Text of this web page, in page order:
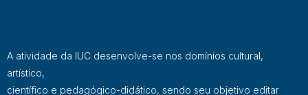
A atividade da IUC desenvolve-se nos domínios cultural,
artístico,
científico e pedagógico-didático, sendo seu objetivo editar